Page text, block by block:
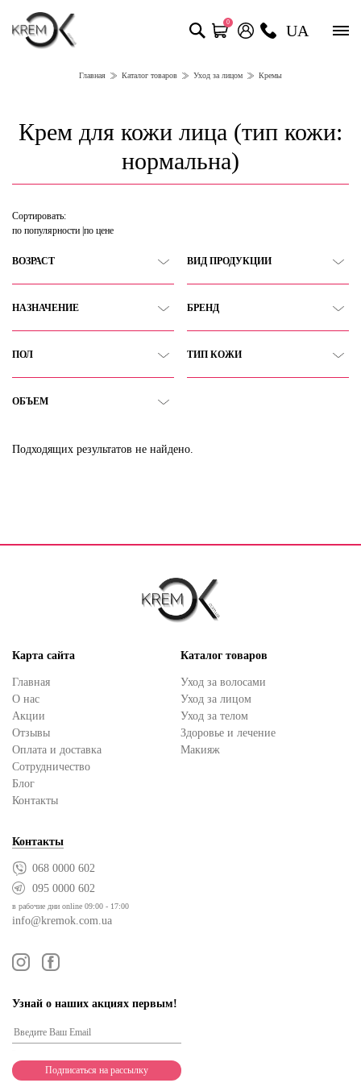
0 UA
Главная Каталог товаров Уход за лицом Кремы
Крем для кожи лица (тип кожи:
нормальна)
Сортировать:
по популярности по цене
ВОЗРАСТ ВИД ПРОДУКЦИИ
НАЗНАЧЕНИЕ БРЕНД
ПОЛ ТИП КОЖИ
ОБЪЕМ
Подходящих результатов не найдено.
Карта сайта
Главная
О нас
Акции
Отзывы
Оплата и доставка
Сотрудничество
Блог
Контакты
Каталог товаров
Уход за волосами
Уход за лицом
Уход за телом
Здоровье и лечение
Макияж
Контакты
068 0000 602
095 0000 602
в рабочие дни online 09:00 - 17:00
info@kremok.com.ua
Узнай о наших акциях первым!